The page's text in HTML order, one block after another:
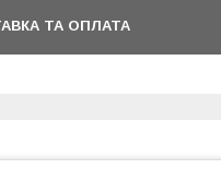
ТА ОПЛАТА